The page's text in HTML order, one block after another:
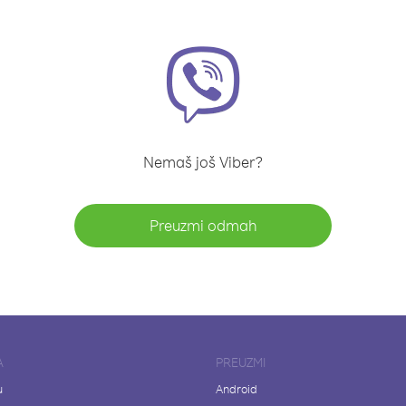
Nemaš još Viber?
Preuzmi odmah
PREUZMI
Android